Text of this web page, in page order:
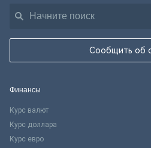
Сообщить об
Финансы
Курс валют
Курс доллара
Курс евро